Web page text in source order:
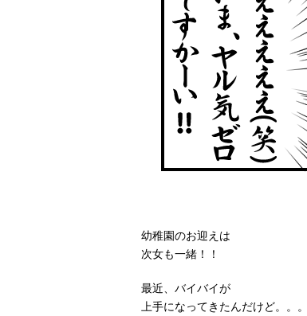
幼稚園のお迎えは
次女も一緒！！
最近、バイバイが
上手になってきたんだけど。。。